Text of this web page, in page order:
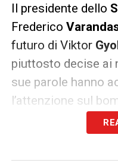
Il presidente dello
Frederico
futuro di Viktor
piuttosto decise ai
sue parole hanno
l’attenzione sul
osservazione da